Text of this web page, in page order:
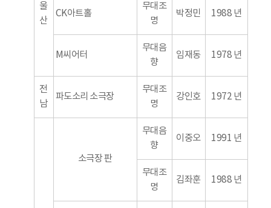
울
산
CK아트홀
무대조
명
박정민 1988 년
M씨어터
무대음
향
임재동 1978 년
전
남
파도소리 소극장
무대조
명
강인호 1972 년
소극장 판
무대음
향
이중오 1991 년
무대조
명
김좌훈 1988 년